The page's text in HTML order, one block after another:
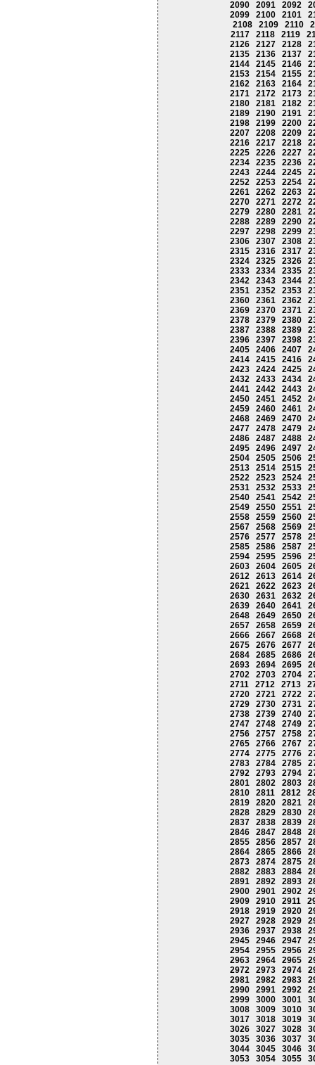
2090
2091 2092
2099
2100 2101
2108
2109 2110
2117
2118 2119
2126
2127 2128
2135
2136 2137
2144
2145 2146
2153
2154 2155
2162
2163 2164
2171
2172 2173
2180
2181 2182
2189
2190 2191
2198
2199 2200
2207
2208 2209
2216
2217 2218
2225
2226 2227
2234
2235 2236
2243
2244 2245
2252
2253 2254
2261
2262 2263
2270
2271 2272
2279
2280 2281
2288
2289 2290
2297
2298 2299
2306
2307 2308
2315
2316 2317
2324
2325 2326
2333
2334 2335
2342
2343 2344
2351
2352 2353
2360
2361 2362
2369
2370 2371
2378
2379 2380
2387
2388 2389
2396
2397 2398
2405
2406 2407
2414
2415 2416
2423
2424 2425
2432
2433 2434
2441
2442 2443
2450
2451 2452
2459
2460 2461
2468
2469 2470
2477
2478 2479
2486
2487 2488
2495
2496 2497
2504
2505 2506
2513
2514 2515
2522
2523 2524
2531
2532 2533
2540
2541 2542
2549
2550 2551
2558
2559 2560
2567
2568 2569
2576
2577 2578
2585
2586 2587
2594
2595 2596
2603
2604 2605
2612
2613 2614
2621
2622 2623
2630
2631 2632
2639
2640 2641
2648
2649 2650
2657
2658 2659
2666
2667 2668
2675
2676 2677
2684
2685 2686
2693
2694 2695
2702
2703 2704
2711
2712 2713
2720
2721 2722
2729
2730 2731
2738
2739 2740
2747
2748 2749
2756
2757 2758
2765
2766 2767
2774
2775 2776
2783
2784 2785
2792
2793 2794
2801
2802 2803
2810
2811 2812
2819
2820 2821
2828
2829 2830
2837
2838 2839
2846
2847 2848
2855
2856 2857
2864
2865 2866
2873
2874 2875
2882
2883 2884
2891
2892 2893
2900
2901 2902
2909
2910 2911
2918
2919 2920
2927
2928 2929
2936
2937 2938
2945
2946 2947
2954
2955 2956
2963
2964 2965
2972
2973 2974
2981
2982 2983
2990
2991 2992
2999
3000 3001
3008
3009 3010
3017
3018 3019
3026
3027 3028
3035
3036 3037
3044
3045 3046
3053
3054 3055